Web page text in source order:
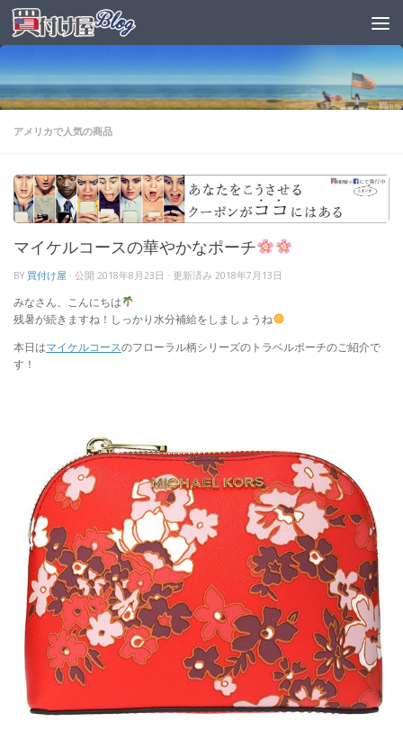
アメリカで人気の商品
マイケルコースの華やかなポーチ
BY 買付け屋 · 公開 2018年8月23日 · 更新済み 2018年7月13日
みなさん、 こんにちは
残暑が続きますね！しっかり水分補給をしましょうね
本日はマイケルコースのフローラル柄シリーズのトラベルポーチのご紹介で
す！